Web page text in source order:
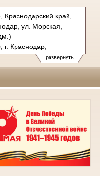
развернуть
Краснодарский край,
ул. Морская,
г. Краснодар,
д.113 (Уг.)
г. Краснодар,
219-24-00